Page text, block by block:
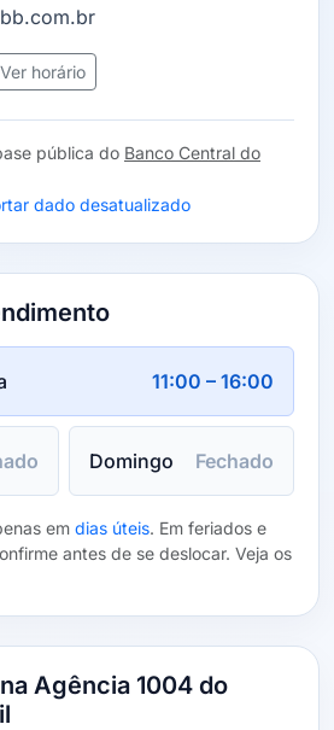
Ver horário
pública do Banco Central do
dado desatualizado
11:00 – 16:00
Domingo Fechado
em dias úteis. Em feriados e
antes de se deslocar. Veja os
Agência 1004 do